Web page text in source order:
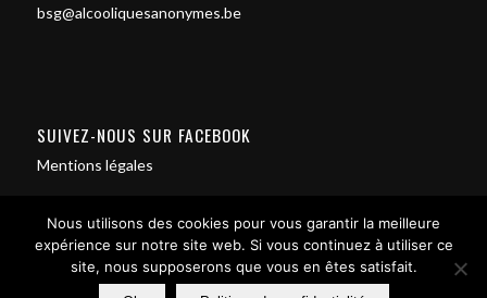
bsg@alcooliquesanonymes.be
SUIVEZ-NOUS SUR FACEBOOK
Mentions légales
Nous utilisons des cookies pour vous garantir la meilleure
expérience sur notre site web. Si vous continuez à utiliser ce
site, nous supposerons que vous en êtes satisfait.
Contact us